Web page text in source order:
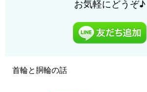
お気軽にどうぞ♪
首輪と胴輪の話